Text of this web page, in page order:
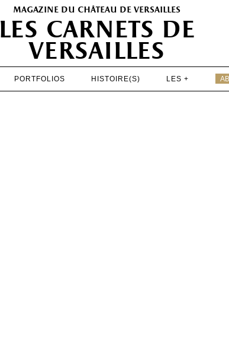
magazine du château de versailles
les carnets de
versailles
PORTFOLIOS HISTOIRE(S) LES +